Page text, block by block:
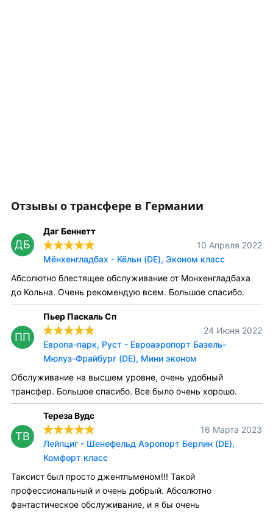
Отзывы о трансфере в Германии
ДБ
Даг Беннетт
10 Апреля 2022
Мёнхенгладбах - Кёльн (DE), Эконом класс
Абсолютно блестящее обслуживание от Монхенгладбаха
до Кольна. Очень рекомендую всем. Большое спасибо.
ПП
Пьер Паскаль Сп
24 Июня 2022
Европа-парк, Руст - Евроаэропорт Базель-
Мюлуз-Фрайбург (DE), Мини эконом
Обслуживание на высшем уровне, очень удобный
трансфер. Большое спасибо. Все было очень хорошо.
ТВ
Тереза Вудс
16 Марта 2023
Лейпциг - Шенефельд Аэропорт Берлин (DE),
Комфорт класс
Таксист был просто джентльменом!!! Такой
профессиональный и очень добрый. Абсолютно
фантастическое обслуживание, и я бы очень